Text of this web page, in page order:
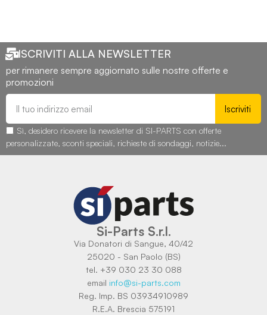
ISCRIVITI ALLA NEWSLETTER
per rimanere sempre aggiornato sulle nostre offerte e
promozioni
Iscriviti
Sì, desidero ricevere la newsletter di SI-PARTS con offerte
personalizzate, sconti speciali, richieste di sondaggi, notizie...
Si-Parts S.r.l.
Via Donatori di Sangue, 40/42
25020 - San Paolo (BS)
tel. +39 030 23 30 088
email info@si-parts.com
Reg. Imp. BS 03934910989
R.E.A. Brescia 575191